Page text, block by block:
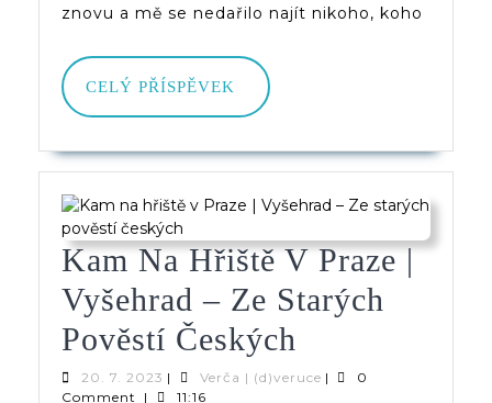
znovu a mě se nedařilo najít nikoho, koho
CELÝ PŘÍSPĚVEK
CELÝ
PŘÍSPĚVEK
Kam Na Hřiště V Praze |
Vyšehrad – Ze Starých
Pověstí Českých
Na
20. 7. 2023 20.
7.
| Verča | (d)veruceVerča
|
0
Comment
| 11:16